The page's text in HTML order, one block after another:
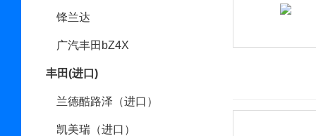
锋兰达
广汽丰田bZ4X
丰田(进口)
兰德酷路泽（进口）
凯美瑞（进口）